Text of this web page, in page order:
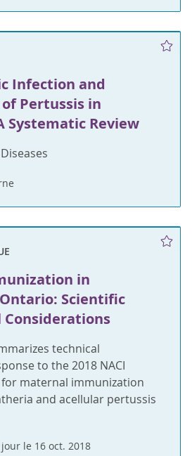
Infection and
Pertussis in
Systematic Review
in
Scientific
Considerations
technical
to the 2018 NACI
maternal immunization
and acellular pertussis
le 16 oct. 2018